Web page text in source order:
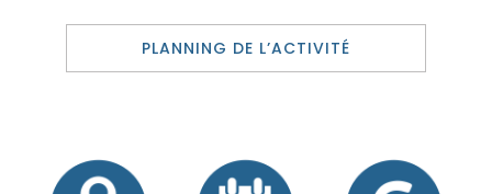
PLANNING DE L’ACTIVITÉ